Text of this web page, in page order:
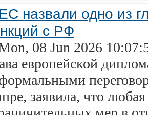
назвали одно из
с РФ
08 Jun 2026
европейской
заявила, что